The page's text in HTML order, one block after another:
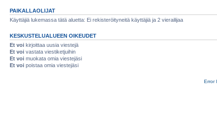
PAIKALLAOLIJAT
Käyttäjiä lukemassa tätä aluetta: Ei rekisteröityneitä käyttäjiä ja 2 vierailijaa
KESKUSTELUALUEEN OIKEUDET
Et voi kirjoittaa uusia viestejä
Et voi vastata viestiketjuihin
Et voi muokata omia viestejäsi
Et voi poistaa omia viestejäsi
Error